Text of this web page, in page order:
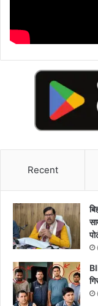
Recent